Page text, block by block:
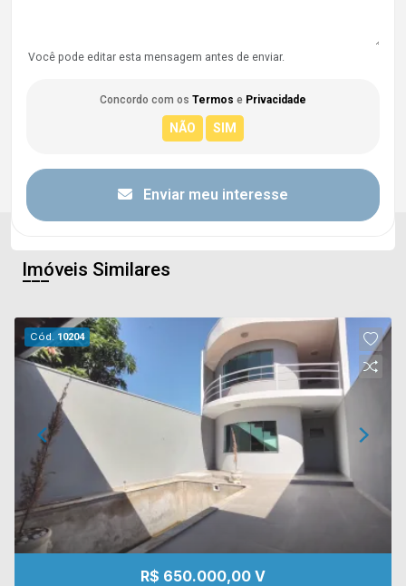
Você pode editar esta mensagem antes de enviar.
Concordo com os Termos e Privacidade
Enviar meu interesse
Imóveis Similares
Cód. 10204
R$ 650.000,00 V